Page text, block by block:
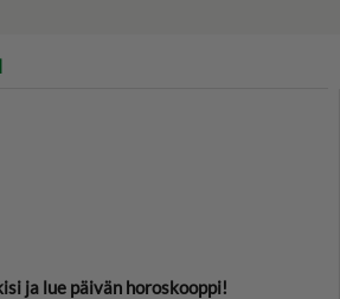
ja lue päivän horoskooppi!